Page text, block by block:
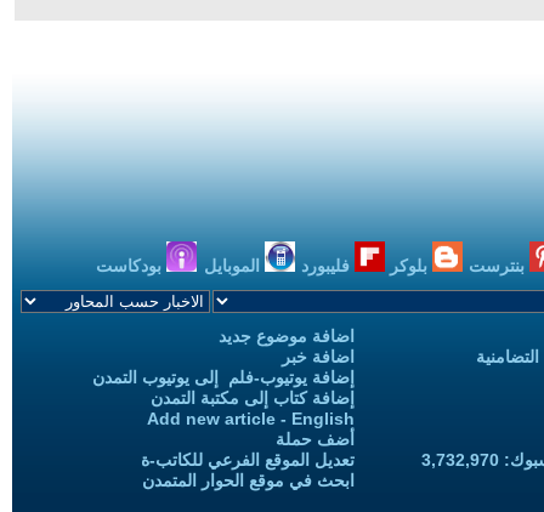
بنترست بلوكر فليبورد الموبايل بودكاست
اضافة موضوع جديد
اضافة خبر
إضافة يوتيوب-فلم إلى يوتيوب التمدن
إضافة كتاب إلى مكتبة التمدن
Add new article - English
أضف حملة
تعديل الموقع الفرعي للكاتب-ة
ابحث في موقع الحوار المتمدن